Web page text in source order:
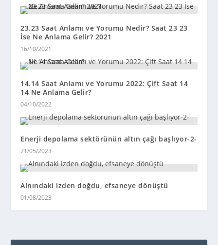
23.23 Saat Anlamı ve Yorumu Nedir? Saat 23 23
İse Ne Anlama Gelir? 2021
16/10/2021
14.14 Saat Anlamı ve Yorumu 2022: Çift Saat 14
14 Ne Anlama Gelir?
04/10/2022
Enerji depolama sektörünün altın çağı başlıyor-2-
21/05/2023
Alnındaki izden doğdu, efsaneye dönüştü
01/08/2023